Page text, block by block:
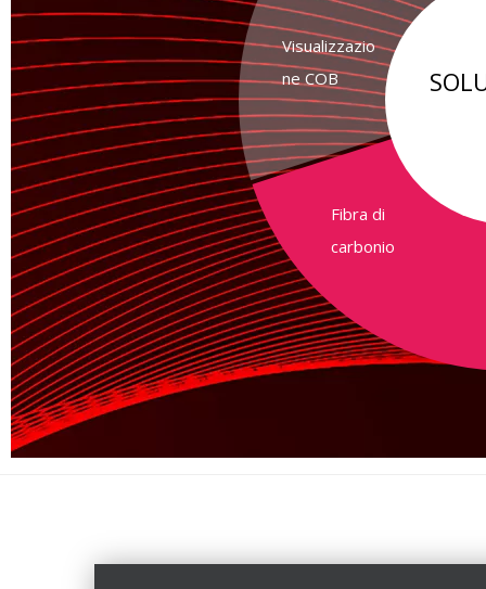
Fibra di
carbonio
Visualizzazio
ne COB